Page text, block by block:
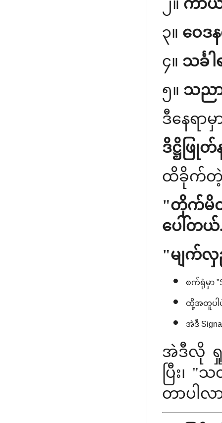
၂။ ကာ
၃။ ဝေဒန
၄။ သင်္ခါ
၅။ သညာ
ဒီနေရာ
ဒိဋ္ဌိဖြုတ်
ထိခိုက်တဲ့အ
"တိုက်မိတ
ပေါ်တ
"မျက်လှ
စက်ရုံမှာ
ထို့အတူပါပဲ
အဲဒီ
အဲဒီလို
ပြီး၊
တာပါလ